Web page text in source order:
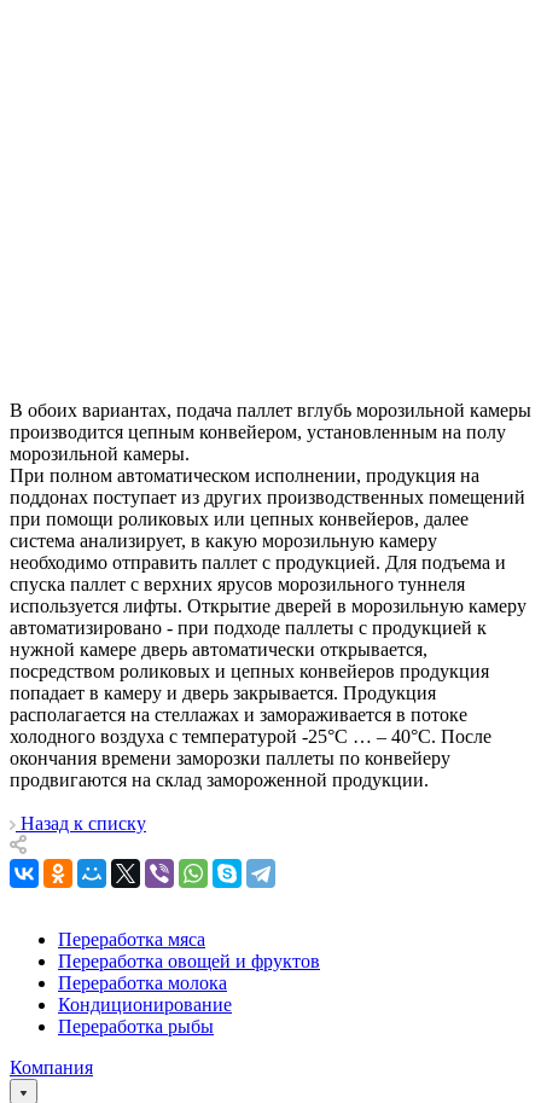
В обоих вариантах, подача паллет вглубь морозильной камеры
производится цепным конвейером, установленным на полу
морозильной камеры.
При полном автоматическом исполнении, продукция на
поддонах поступает из других производственных помещений
при помощи роликовых или цепных конвейеров, далее
система анализирует, в какую морозильную камеру
необходимо отправить паллет с продукцией. Для подъема и
спуска паллет с верхних ярусов морозильного туннеля
используется лифты. Открытие дверей в морозильную камеру
автоматизировано - при подходе паллеты с продукцией к
нужной камере дверь автоматически открывается,
посредством роликовых и цепных конвейеров продукция
попадает в камеру и дверь закрывается. Продукция
располагается на стеллажах и замораживается в потоке
холодного воздуха с температурой -25°С … – 40°С. После
окончания времени заморозки паллеты по конвейеру
продвигаются на склад замороженной продукции.
Назад к списку
Переработка мяса
Переработка овощей и фруктов
Переработка молока
Кондиционирование
Переработка рыбы
Компания